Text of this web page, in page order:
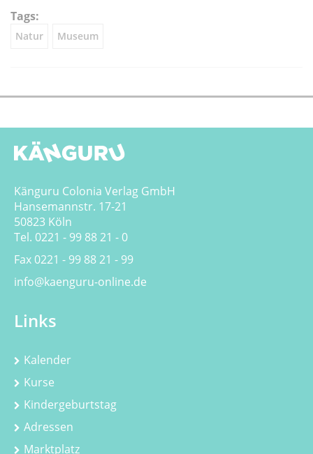
teilen
Tags:
Natur Museum
Känguru Colonia Verlag GmbH
Hansemannstr. 17-21
50823 Köln
Tel. 0221 - 99 88 21 - 0
Fax 0221 - 99 88 21 - 99
info@kaenguru-online.de
Links
Kalender
Kurse
Kindergeburtstag
Adressen
Marktplatz